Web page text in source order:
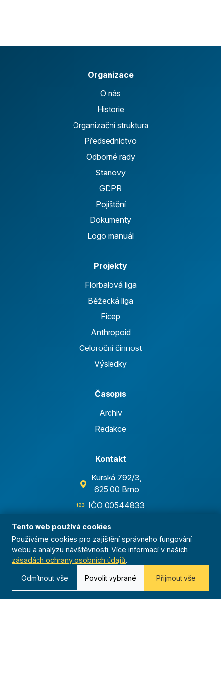
Organizace
O nás
Historie
Organizační struktura
Předsednictvo
Odborné rady
Stanovy
GDPR
Pojištění
Dokumenty
Logo manuál
Projekty
Florbalová liga
Běžecká liga
Ficep
Anthropoid
Celoroční činnost
Výsledky
Časopis
Archiv
Redakce
Kontakt
Kurská 792/3,
625 00 Brno
IČO 00544833
Kontaktujte nás
Tento web používá cookies
Používáme cookies pro zajištění správného fungování
webu a analýzu návštěvnosti. Více informací v našich
zásadách ochrany osobních údajů.
Odmítnout vše Povolit vybrané Přijmout vše